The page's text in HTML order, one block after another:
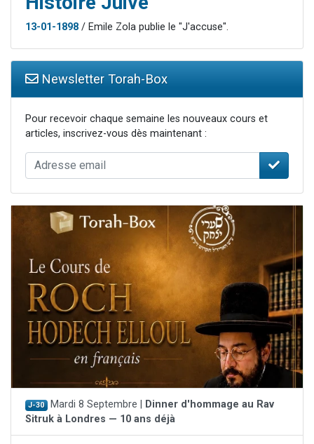
13-01-1898 / Emile Zola publie le "J'accuse".
Newsletter Torah-Box
Pour recevoir chaque semaine les nouveaux cours et
articles, inscrivez-vous dès maintenant :
J-30 Mardi 8 Septembre |
Dinner d'hommage au Rav
Sitruk à Londres — 10 ans déjà